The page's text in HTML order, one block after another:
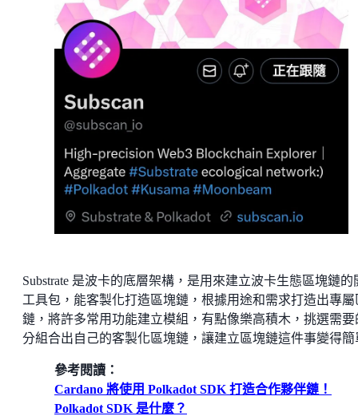
Substrate 是波卡的底層架構，是用來建立波卡生態區塊鏈的
工具包，能客製化打造區塊鏈，根據用途和需求打造出專屬
鏈，將許多常用功能建立模組，有點像樂高積木，挑選需要
分組合出自己的客製化區塊鏈，讓建立區塊鏈這件事變得簡
參考閱讀：
Cardano 將使用 Polkadot SDK 打造合作夥伴鏈！
Polkadot SDK 是什麼？